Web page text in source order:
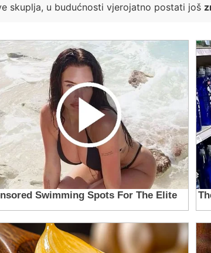
skuplja, u budućnosti vjerojatno postati još